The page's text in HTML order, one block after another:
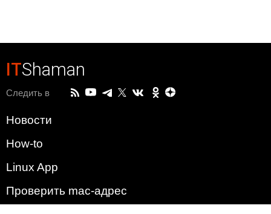
ITShaman
Следить в
Новости
How-to
Linux App
Проверить mac-адрес